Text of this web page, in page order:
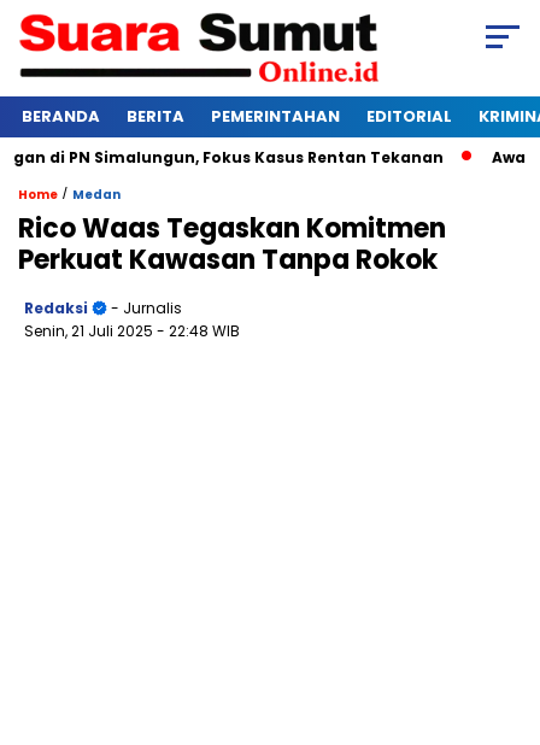
BERANDA BERITA PEMERINTAHAN EDITORIAL
PN Simalungun, Fokus Kasus Rentan Tekanan Awas
Home / Medan
Rico Waas Tegaskan Komitmen
Perkuat Kawasan Tanpa Rokok
Redaksi
- Jurnalis
Senin, 21 Juli 2025 - 22:48 WIB